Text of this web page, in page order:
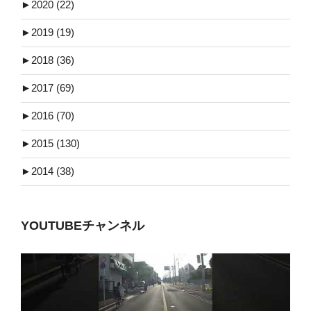
► 2020 (22)
► 2019 (19)
► 2018 (36)
► 2017 (69)
► 2016 (70)
► 2015 (130)
► 2014 (38)
YOUTUBEチャンネル